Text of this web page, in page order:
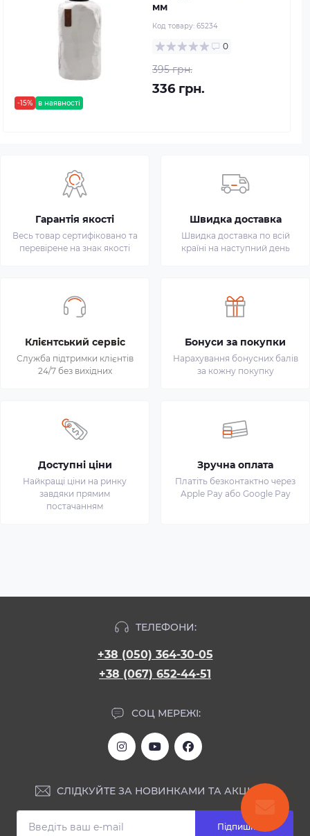
-15% в наявності
мм
Код товару: 65234
0
395 грн.
336 грн.
Гарантія якості
Весь товар сертифіковано та
перевірене на знак якості
Швидка доставка
Швидка доставка по всій
країні на наступний день
Клієнтський сервіс
Служба підтримки клієнтів
24/7 без вихідних
Бонуси за покупки
Нарахування бонусних балів
за кожну покупку
Доступні ціни
Найкращі ціни на ринку
завдяки прямим
постачанням
Зручна оплата
Платіть безконтактно через
Apple Pay або Google Pay
ТЕЛЕФОНИ:
+38 (050) 364-30-05
+38 (067) 652-44-51
СОЦ МЕРЕЖІ:
СЛІДКУЙТЕ ЗА НОВИНКАМИ ТА АКЦІЯМИ:
Підпишіться